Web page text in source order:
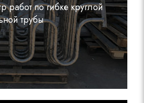
работ по гибке круглой
трубы